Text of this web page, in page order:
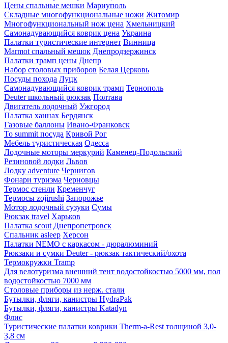
Цены спальные мешки Мариуполь
Складные многофункциональные ножи Житомир
Многофункциональный нож цена Хмельницкий
Самонадувающийся коврик цена Украина
Палатки туристические интернет Винница
Marmot спальный мешок Днепродзержинск
Палатки трамп цены Днепр
Набор столовых приборов Белая Церковь
Посуды похода Луцк
Самонадувающийся коврик трамп Тернополь
Deuter школьный рюкзак Полтава
Двигатель лодочный Ужгород
Палатка ханнах Бердянск
Газовые баллоны Ивано-Франковск
To summit посуда Кривой Рог
Мебель туристическая Одесса
Лодочные моторы меркурий Каменец-Подольский
Резиновой лодки Львов
Лодку adventure Чернигов
Фонари туризма Черновцы
Термос стенли Кременчуг
Термосы zojirushi Запорожье
Мотор лодочный сузуки Сумы
Рюкзак travel Харьков
Палатка scout Днепропетровск
Спальник asleep Херсон
Палатки NEMO с каркасом - дюралюминий
Рюкзаки и сумки Deuter - рюкзак тактический/охота
Термокружки Tramp
Для велотуризма внешний тент водостойкостью 5000 мм, пол
водостойкостью 7000 мм
Столовые приборы из нерж. стали
Бутылки, фляги, канистры HydraPak
Бутылки, фляги, канистры Katadyn
Флис
Туристические палатки коврики Therm-a-Rest толщиной 3,0-
3,8 см